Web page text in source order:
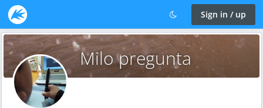
Sign in / up
Milo pregunta